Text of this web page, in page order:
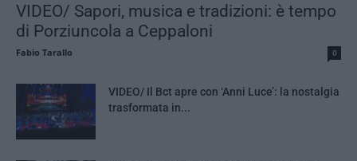
VIDEO/ Sapori, musica e tradizioni: è tempo
di Porziuncola a Ceppaloni
Fabio Tarallo 0
VIDEO/ Il Bct apre con ‘Anni Luce’: la nostalgia
trasformata in...